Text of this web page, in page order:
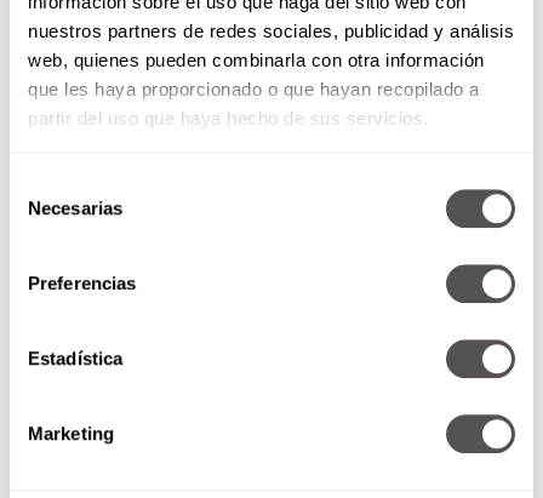
nuestros partners de redes sociales, publicidad y análisis
web, quienes pueden combinarla con otra información
que les haya proporcionado o que hayan recopilado a
partir del uso que haya hecho de sus servicios.
Necesarias
Preferencias
Estadística
Marketing